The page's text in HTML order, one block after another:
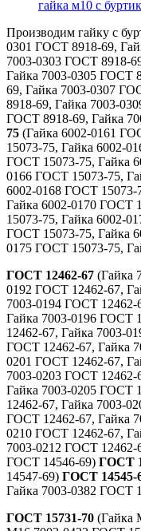
гайка м10 с
Производим гайку с
0301 ГОСТ 8918-69,
7003-0303 ГОСТ 8918-
Гайка 7003-0305 ГОСТ
69, Гайка 7003-0307
8918-69, Гайка 7003-
ГОСТ 8918-69, Гайка
75 (Гайка 6002-0161
15073-75, Гайка 6002-
ГОСТ 15073-75, Гайка
0166 ГОСТ 15073-75,
6002-0168 ГОСТ 15073-
Гайка 6002-0170 ГОСТ
15073-75, Гайка 6002-
ГОСТ 15073-75, Гайка
0175 ГОСТ 15073-75,
ГОСТ 12462-67 (Гайка
0192 ГОСТ 12462-67,
7003-0194 ГОСТ 12462-
Гайка 7003-0196 ГОСТ
12462-67, Гайка 7003-
ГОСТ 12462-67, Гайка
0201 ГОСТ 12462-67,
7003-0203 ГОСТ 12462-
Гайка 7003-0205 ГОСТ
12462-67, Гайка 7003-
ГОСТ 12462-67, Гайка
0210 ГОСТ 12462-67,
7003-0212 ГОСТ 12462-
ГОСТ 14546-69) ГОСТ
14547-69) ГОСТ 14545-
Гайка 7003-0382 ГОСТ
ГОСТ 15731-70 (Гайка